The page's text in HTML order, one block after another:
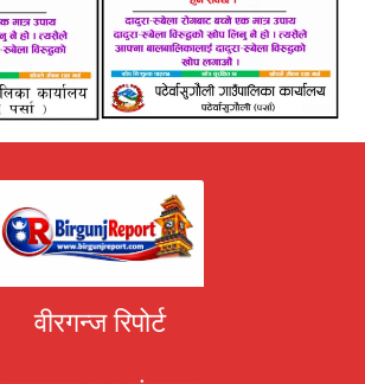
वीरगन्ज रिपोर्ट